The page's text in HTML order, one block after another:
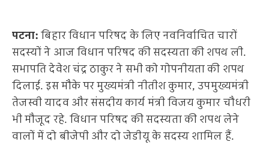
पटना:बिहार विधान परिषद के लिए नवनिर्वाचित चारों
सदस्यों ने आज विधान परिषद की सदस्यता की शपथ ली.
सभापति देवेश चंद्र ठाकुर ने सभी को गोपनीयता की शपथ
दिलाई. इस मौके पर मुख्यमंत्री नीतीश कुमार, उपमुख्यमंत्री
तेजस्वी यादव और संसदीय कार्य मंत्री विजय कुमार चौधरी
भी मौजूद रहे. विधान परिषद की सदस्यता की शपथ लेने
वालों में दो बीजेपी और दो जेडीयू के सदस्य शामिल हैं.